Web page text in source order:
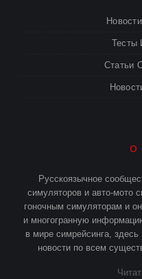
Тесты
Статьи
О
Русскоязычное
симуляторов и авто-мото
гоночным симуляторам и
и многогранную
в мире симрейсинга,
новости по всем